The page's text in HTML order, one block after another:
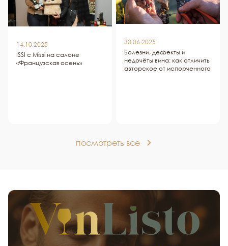
14.10.2025
ISSI c Missi на салоне
«Французская осень»
30.06.2025
Болезни, дефекты и
недочёты вина: как отличить
авторское от испорченного
посмотреть все